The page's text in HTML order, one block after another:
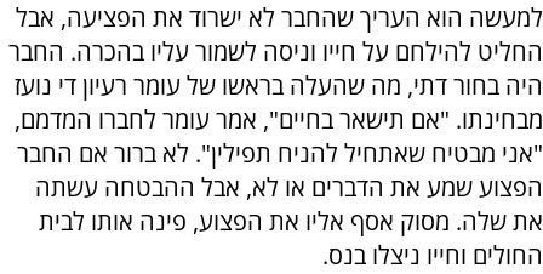
למעשה הוא העריך שהחבר לא ישרוד את הפציעה, אבל
החליט להילחם על חייו וניסה לשמור עליו בהכרה. החבר
היה בחור דתי, מה שהעלה בראשו של עומר רעיון די נועז
מבחינתו. "אם תישאר בחיים", אמר עומר לחברו המדמם,
"אני מבטיח שאתחיל להניח תפילין". לא ברור אם החבר
הפצוע שמע את הדברים או לא, אבל ההבטחה עשתה
את שלה. מסוק אסף אליו את הפצוע, פינה אותו לבית
החולים וחייו ניצלו בנס.